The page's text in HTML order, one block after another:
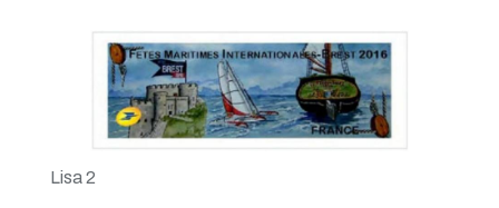
Lisa 2